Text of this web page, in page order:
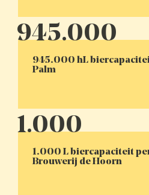
945.000 hL
Palm
1.000 L biercapaciteit
Brouwerij de Hoorn